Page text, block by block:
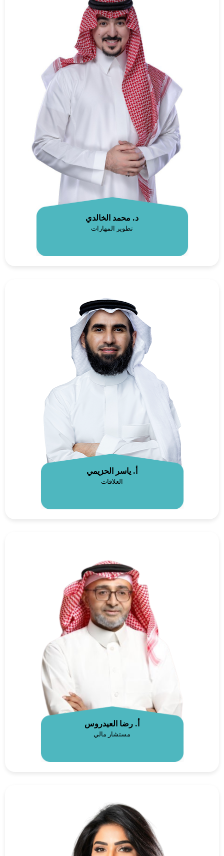
د. محمد الخالدي
تطوير المهارات
أ. ياسر الحزيمي
العلاقات
أ. رضا العيدروس
مستشار مالي